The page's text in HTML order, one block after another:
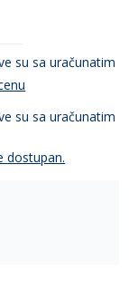
su sa uračunatim
su sa uračunatim
dostupan.